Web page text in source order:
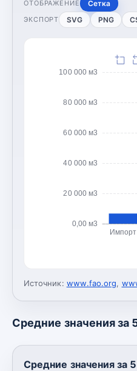
ОТОБРАЖЕНИЕ Сетка
ЭКСПОРТ SVG PNG
0,00 м3
20 000 м3
40 000 м3
60 000 м3
80 000 м3
100 000 м3
Импорт
Источник: www.fao.org,
Средние значения за
Средние значения за